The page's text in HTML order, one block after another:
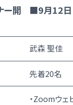
ー開
■9月12日
武森 聖佳
先着20名
・Zoomウェ